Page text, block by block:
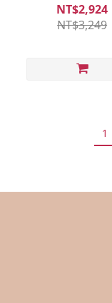
NT$2,924
NT$3,249
1